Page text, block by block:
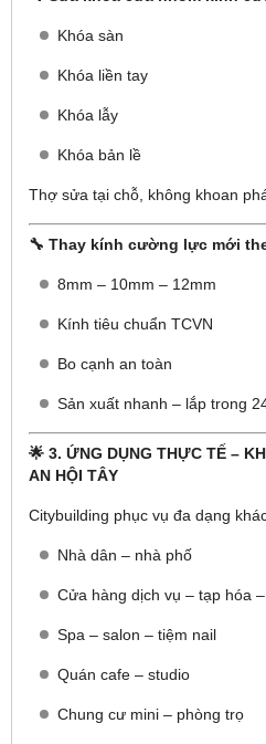
Khóa sàn
Khóa liền tay
Khóa lẫy
Khóa bản lề
Thợ sửa tại chỗ, không khoan
🔧 Thay kính cường lực mới
8mm – 10mm – 12mm
Kính tiêu chuẩn TCVN
Bo cạnh an toàn
Sản xuất nhanh – lắp trong
🌟 3. ỨNG DỤNG THỰC TẾ –
AN HỘI TÂY
Citybuilding phục vụ đa dạng
Nhà dân – nhà phố
Cửa hàng dịch vụ – tạp hóa
Spa – salon – tiệm nail
Quán cafe – studio
Chung cư mini – phòng trọ